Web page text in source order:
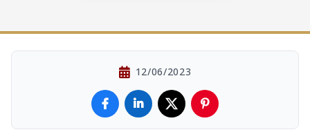
12/06/2023